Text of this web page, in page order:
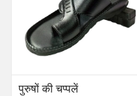
पुरुषों की चप्पलें